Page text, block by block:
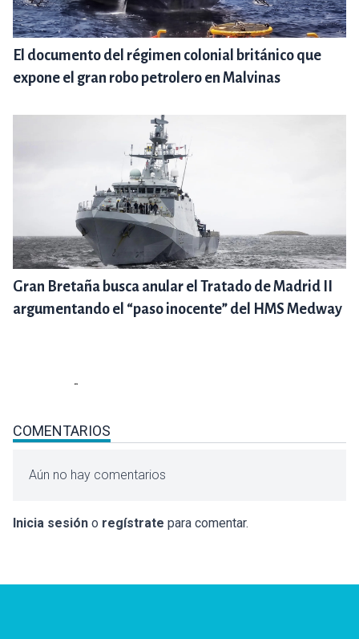
El documento del régimen colonial británico que
expone el gran robo petrolero en Malvinas
Gran Bretaña busca anular el Tratado de Madrid II
argumentando el “paso inocente” del HMS Medway
COMENTARIOS
Aún no hay comentarios
Inicia sesión o regístrate para comentar.